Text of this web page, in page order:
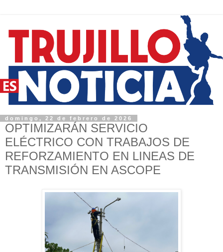
domingo, 22 de febrero de 2026
OPTIMIZARÁN SERVICIO
ELÉCTRICO CON TRABAJOS DE
REFORZAMIENTO EN LINEAS DE
TRANSMISIÓN EN ASCOPE